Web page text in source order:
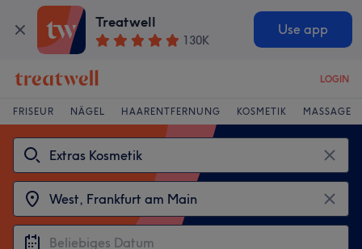
Treatwell
130K
Use app
LOGIN
FRISEUR NÄGEL HAARENTFERNUNG KOSMETIK MASSAGE